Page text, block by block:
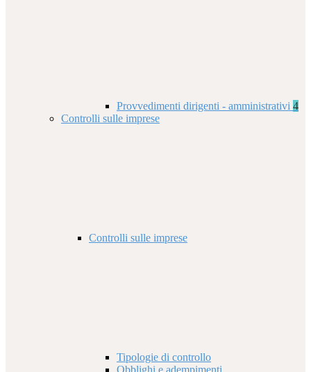
Provvedimenti dirigenti - amministrativi 4
Controlli sulle imprese
Controlli sulle imprese
Tipologie di controllo